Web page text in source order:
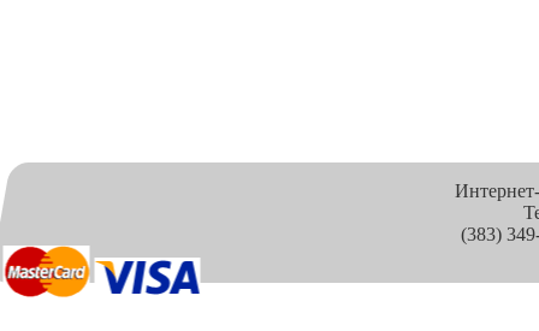
(383)